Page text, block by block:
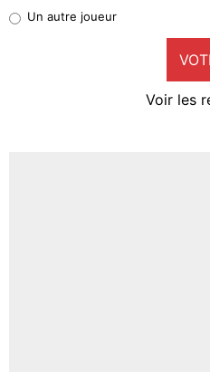
9%
Un autre joueur
Voir les